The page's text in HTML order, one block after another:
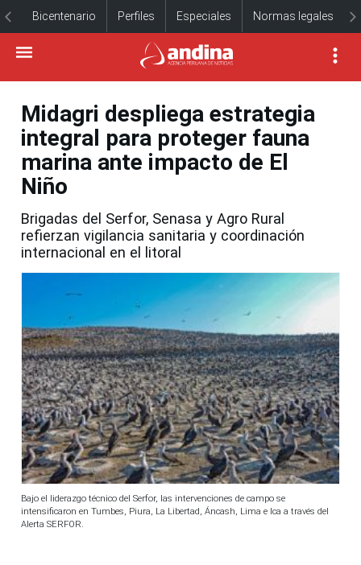
Bicentenario Perfiles Especiales Normas legales
Midagri despliega estrategia
integral para proteger fauna
marina ante impacto de El
Niño
Brigadas del Serfor, Senasa y Agro Rural
refierzan vigilancia sanitaria y coordinación
internacional en el litoral
Bajo el liderazgo técnico del Serfor, las intervenciones de campo se
intensificaron en Tumbes, Piura, La Libertad, Áncash, Lima e Ica a través del
Alerta SERFOR.